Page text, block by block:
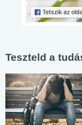
Teszteld a